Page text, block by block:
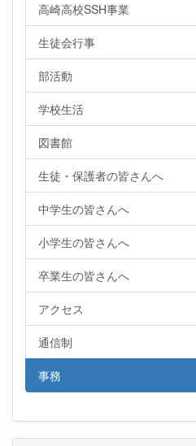
高崎高校SSH事業
生徒会行事
部活動
学校生活
図書館
生徒・保護者の皆さんへ
中学生の皆さんへ
小学生の皆さんへ
卒業生の皆さんへ
アクセス
通信制
事務